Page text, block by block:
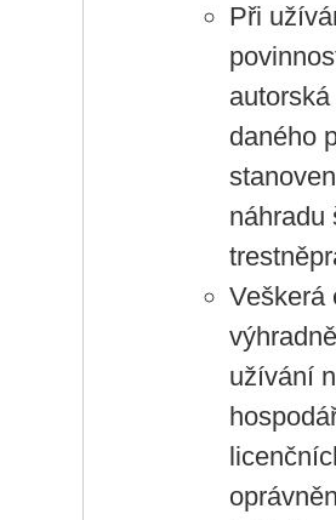
Při
daného
náhradu
Veškerá
užívání